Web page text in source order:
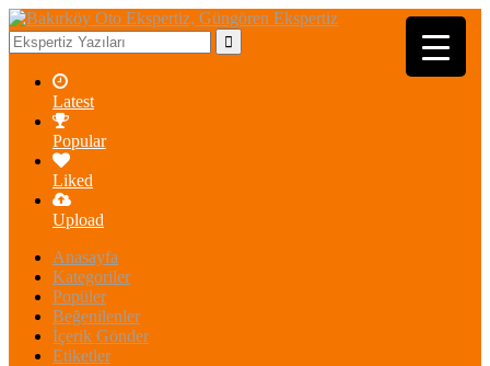
Latest
Popular
Liked
Upload
Anasayfa
Kategoriler
Popüler
Beğenilenler
İçerik Gönder
Etiketler